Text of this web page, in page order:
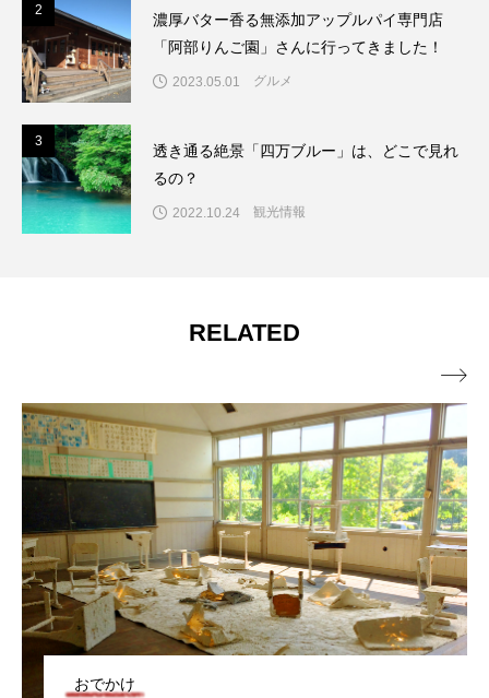
2
濃厚バター香る無添加アップルパイ専門店
「阿部りんご園」さんに行ってきました！
2023.05.01 グルメ
3
透き通る絶景「四万ブルー」は、どこで見れ
るの？
2022.10.24 観光情報
RELATED
おでかけ
